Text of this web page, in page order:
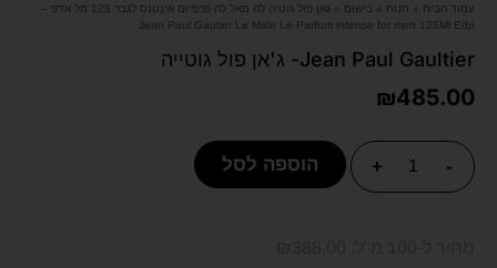
עמוד הבית » חנות » בישום »
גאן פול גוטיה לה מאל לה פרפיום אינטנס לגבר 125 מל אדפ –
Jean Paul Gautier Le Male Le Parfum intense for men 125Ml Edp
Jean Paul Gaultier- ג'אן פול גוטייה
₪485.00
-
+ הוספה לסל